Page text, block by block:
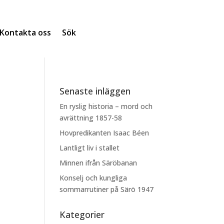
oss Sök
Senaste inläggen
En ryslig historia – mord och
avrättning 1857-58
Hovpredikanten Isaac Béen
Lantligt liv i stallet
Minnen ifrån Säröbanan
Konselj och kungliga
sommarrutiner på Särö 1947
Kategorier